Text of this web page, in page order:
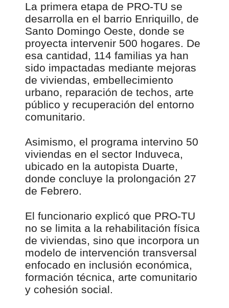
La primera etapa de PRO-TU se
desarrolla en el barrio Enriquillo, de
Santo Domingo Oeste, donde se
proyecta intervenir 500 hogares. De
esa cantidad, 114 familias ya han
sido impactadas mediante mejoras
de viviendas, embellecimiento
urbano, reparación de techos, arte
público y recuperación del entorno
comunitario.
Asimismo, el programa intervino 50
viviendas en el sector Induveca,
ubicado en la autopista Duarte,
donde concluye la prolongación 27
de Febrero.
El funcionario explicó que PRO-TU
no se limita a la rehabilitación física
de viviendas, sino que incorpora un
modelo de intervención transversal
enfocado en inclusión económica,
formación técnica, arte comunitario
y cohesión social.